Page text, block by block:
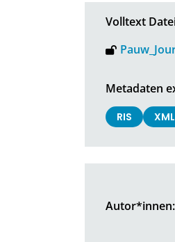
Volltext
Metadaten
RIS XML
Autor*innen: